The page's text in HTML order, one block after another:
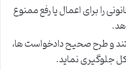
را برای اعمال یا رفع ممنوع
و طرح صحیح دادخواست ها،
جلوگیری نماید.